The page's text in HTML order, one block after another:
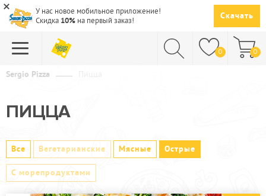
У нас новое мобильное приложение!
Скидка 10% на первый заказ! Скачать
0 0
ПАСТА
Sergio Pizza
ПИЦЦА
Все Вегетарианские Мясные Острые
С морепродуктами